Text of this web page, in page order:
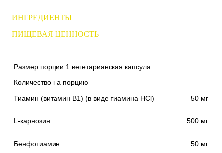
ИНГРЕДИЕНТЫ
ПИЩЕВАЯ ЦЕННОСТЬ
Размер порции 1 вегетарианская капсула
Количество на порцию
Тиамин (витамин B1) (в виде тиамина HCl)
50 мг
L-карнозин 500 мг
Бенфотиамин 50 мг